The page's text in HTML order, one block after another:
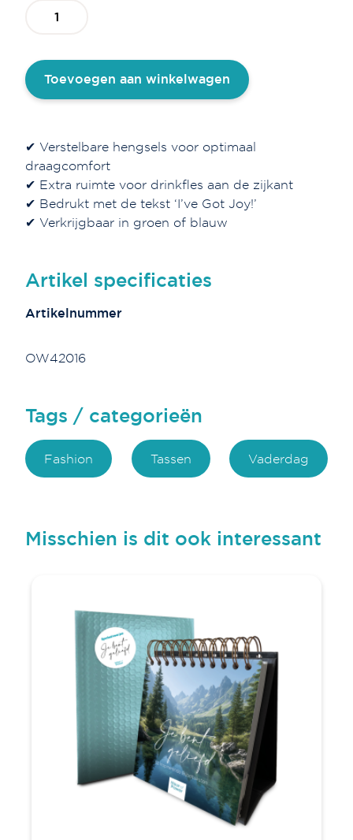
rugtas
aantal
Toevoegen aan winkelwagen
✔ Verstelbare hengsels voor optimaal
draagcomfort
✔ Extra ruimte voor drinkfles aan de zijkant
✔ Bedrukt met de tekst ‘I’ve Got Joy!’
✔ Verkrijgbaar in groen of blauw
Artikel specificaties
Artikelnummer
OW42016
Tags / categorieën
Fashion Tassen Vaderdag
Misschien is dit ook interessant